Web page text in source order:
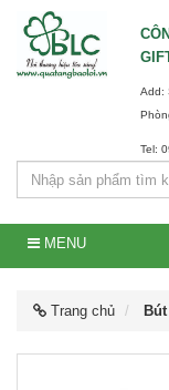
Add:
Tel:
MENU
Trang chủ